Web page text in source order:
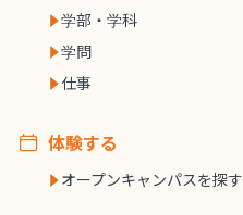
学部・学科
学問
仕事
体験する
オープンキャンパスを探す